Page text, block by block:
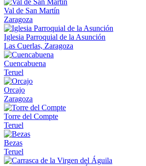
Val de San Martín
Zaragoza
Iglesia Parroquial de la Asunción
Las Cuerlas, Zaragoza
Cuencabuena
Teruel
Orcajo
Zaragoza
Torre del Compte
Teruel
Bezas
Teruel